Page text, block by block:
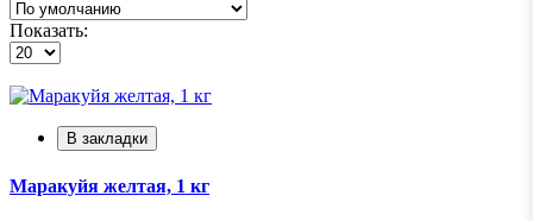
Показать:
В закладки
Маракуйя желтая, 1 кг